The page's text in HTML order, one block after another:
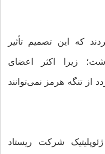
که این تصمیم تأثیر
زیرا اکثر اعضای
از تنگه هرمز نمی‌توانند
شرکت ریستاد